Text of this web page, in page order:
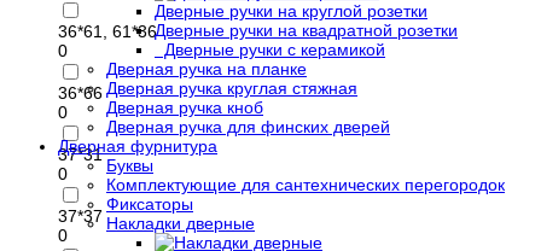
36*61, 61*36
0
36*66
0
37*31
0
37*37
0
Дверные ручки на круглой розетки
Дверные ручки на квадратной розетки
Дверные ручки с керамикой
Дверная ручка на планке
Дверная ручка круглая стяжная
Дверная ручка кноб
Дверная ручка для финских дверей
Дверная фурнитура
Буквы
Комплектующие для сантехнических перегородок
Фиксаторы
Накладки дверные